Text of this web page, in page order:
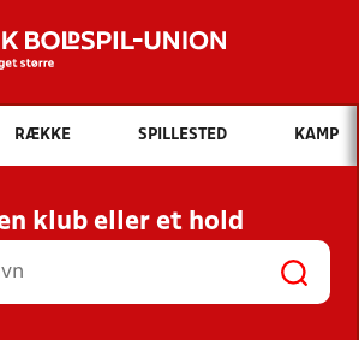
Hvad vil du søge efter?
INDHOLD OG NYHEDER
RESULTATER, KLUBBER OG
HOLD
RÆKKE SPILLESTED KAMP
klub eller et hold